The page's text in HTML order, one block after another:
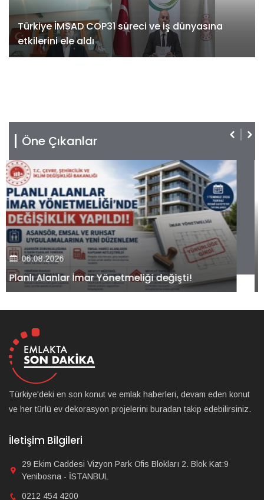
Türkiye İMSAD COP31 süreci ve iş dünyasına
etkilerini ele aldı
Öne Çıkanlar
06.08.2026
Kiler GYO’dan Pendik Dolayoba projesiyle ilgili
önemli adım!
Türkiye'deki en son konut ve emlak haberleri, devam eden konut
ve her türlü ev dekorasyon projelerini buradan takip edebilirsiniz.
İletişim Bilgileri
29 Ekim Caddesi Vizyon Park Ofis Blokları 2. Blok Kat:9
Yenibosna - İSTANBUL
0212 454 4200